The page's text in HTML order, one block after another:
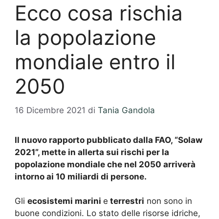
Ecco cosa rischia
la popolazione
mondiale entro il
2050
16 Dicembre 2021 di Tania Gandola
Il nuovo rapporto pubblicato dalla FAO, “Solaw
2021”, mette in allerta sui rischi per la
popolazione mondiale che nel 2050 arriverà
intorno ai 10 miliardi di persone.
Gli ecosistemi marini e terrestri non sono in
buone condizioni. Lo stato delle risorse idriche,